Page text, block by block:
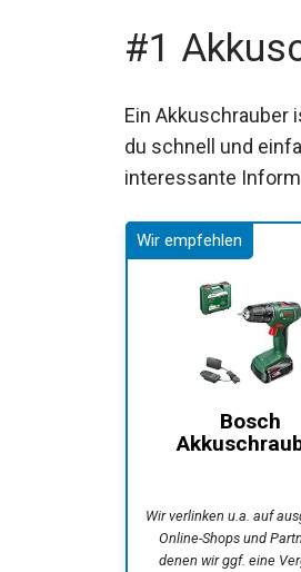
#1
Ein Akkuschrauber
du schnell und
interessante
Bosch
Wir verlinken u.a. auf
Online-Shops und
denen wir ggf. eine